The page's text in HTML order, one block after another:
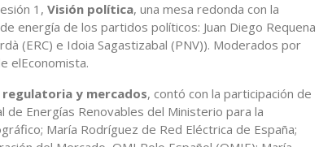
1, Visión política, una mesa redonda con la
energía de los partidos políticos: Juan Diego Requena
(ERC) e Idoia Sagastizabal (PNV)). Moderados por
elEconomista.
regulatoria y mercados, contó con la participación de
Energías Renovables del Ministerio para la
María Rodríguez de Red Eléctrica de España;